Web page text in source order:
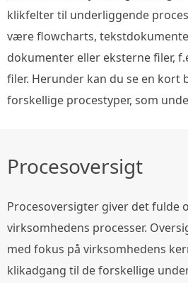
klikfelter til underliggende
være flowcharts,
dokumenter eller eksterne filer,
filer. Herunder kan du se en kort
forskellige procestyper, som
Procesoversigt
Procesoversigter giver det fulde
virksomhedens processer.
med fokus på virksomhedens
klikadgang til de forskellige